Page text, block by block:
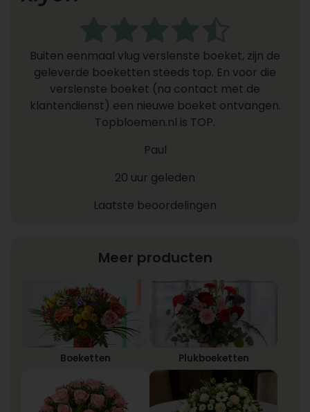
Buiten eenmaal vlug verslenste boeket, zijn de
geleverde boeketten steeds top. En voor die
verslenste boeket (na contact met de
klantendienst) een nieuwe boeket ontvangen.
Topbloemen.nl is TOP.
Paul
20 uur geleden
Laatste beoordelingen
Meer producten
Boeketten Plukboeketten